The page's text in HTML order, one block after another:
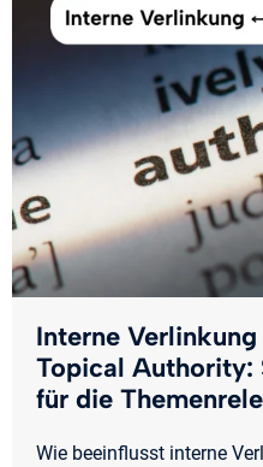
Interne
Topical Authority:
für die
Wie beeinflusst interne